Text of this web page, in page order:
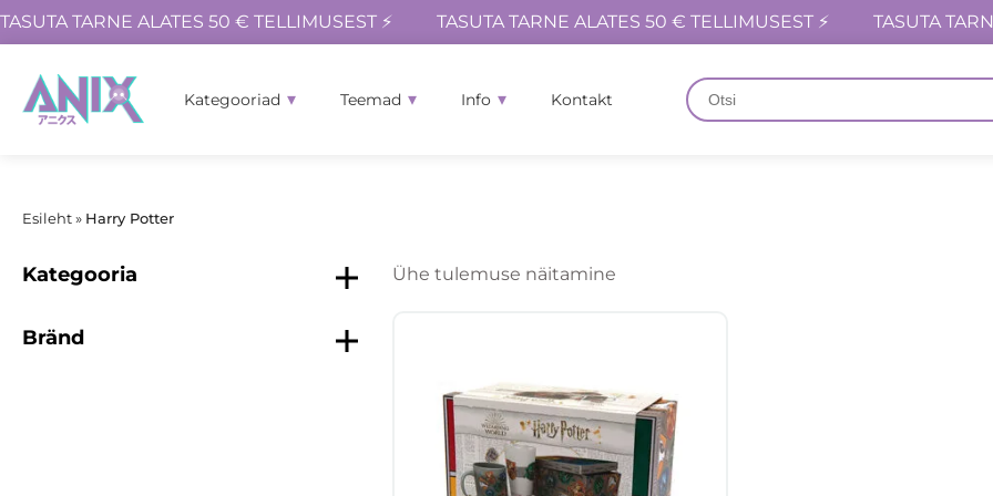
TASUTA TARNE ALATES 50 € TELLIMUSEST ⚡ TASUTA TARNE ALATES 50 € TELLIMUSEST ⚡ TASUTA
Kategooriad Teemad Info Kontakt
Esileht» Harry Potter
Kategooria
Bränd
Ühe tulemuse näitamine